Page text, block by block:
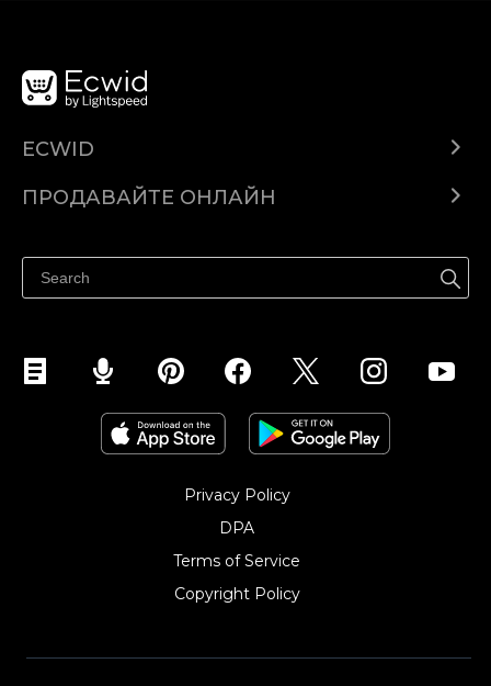
ECWID
Помощен център
ПРОДАВАЙТЕ ОНЛАЙН
Продавайте във Facebook
Продавайте в Instagram
Privacy Policy
DPA
Terms of Service
Copyright Policy‎